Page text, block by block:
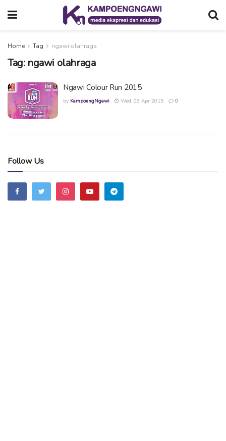
Home Tag ngawi olahraga
Tag: ngawi olahraga
Ngawi Colour Run 2015
by KampoengNgawi Wed, 08 Apr 2015 0
Follow Us